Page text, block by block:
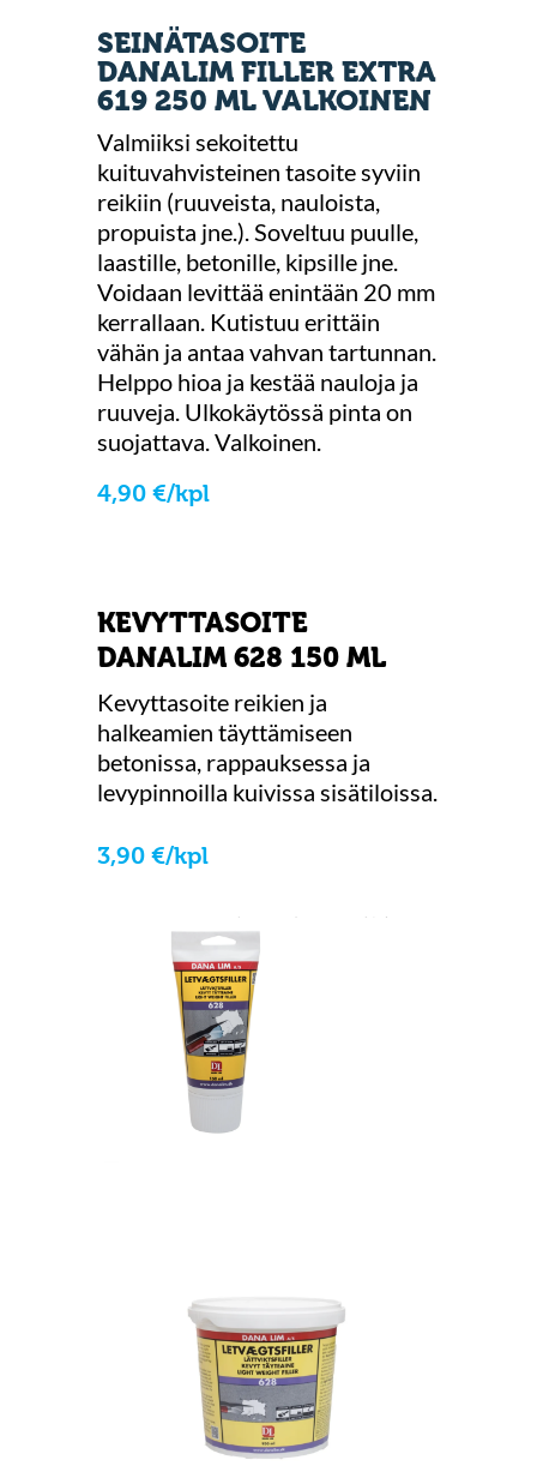
SEINÄTASOITE
DANALIM FILLER EXTRA
619 250 ML VALKOINEN
Valmiiksi sekoitettu
kuituvahvisteinen tasoite syviin
reikiin (ruuveista, nauloista,
propuista jne.). Soveltuu puulle,
laastille, betonille, kipsille jne.
Voidaan levittää enintään 20 mm
kerrallaan. Kutistuu erittäin
vähän ja antaa vahvan tartunnan.
Helppo hioa ja kestää nauloja ja
ruuveja. Ulkokäytössä pinta on
suojattava. Valkoinen.
4,90 €/kpl
KEVYTTASOITE
DANALIM 628 150 ML
Kevyttasoite reikien ja
halkeamien täyttämiseen
betonissa, rappauksessa ja
levypinnoilla kuivissa sisätiloissa.
3,90 €/kpl